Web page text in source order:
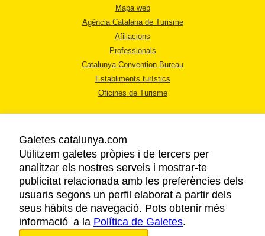
Mapa web
Agència Catalana de Turisme
Afiliacions
Professionals
Catalunya Convention Bureau
Establiments turístics
Oficines de Turisme
AVÍS LEGAL
POLÍTICA DE PRIVACITAT
COOKIES
ACCESSIBILITAT
Galetes catalunya.com
Utilitzem galetes pròpies i de tercers per
analitzar els nostres serveis i mostrar-te
publicitat relacionada amb les preferències dels
usuaris segons un perfil elaborat a partir dels
seus hàbits de navegació. Pots obtenir més
informació a la Política de Galetes.